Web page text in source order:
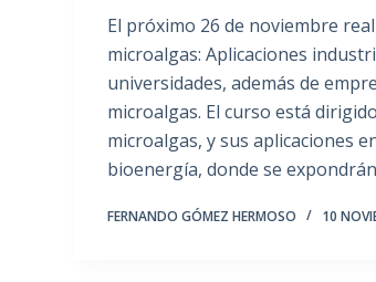
El próximo 26 de noviembre
microalgas: Aplicaciones
universidades, además de
microalgas. El curso está
microalgas, y sus aplicaciones
bioenergía, donde se
FERNANDO GÓMEZ HERMOSO 10